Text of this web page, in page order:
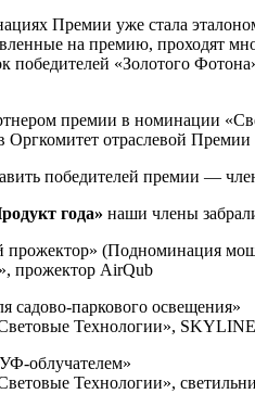
Премии уже стала
на премию, проходят
победителей «Золотого
премии в номинации
Оргкомитет отраслевой
победителей премии —
года» наши члены
прожектор» (Подноминация
прожектор AirQub
садово-паркового освещения»
Технологии», SKYLINE
облучателем»
Технологии»,